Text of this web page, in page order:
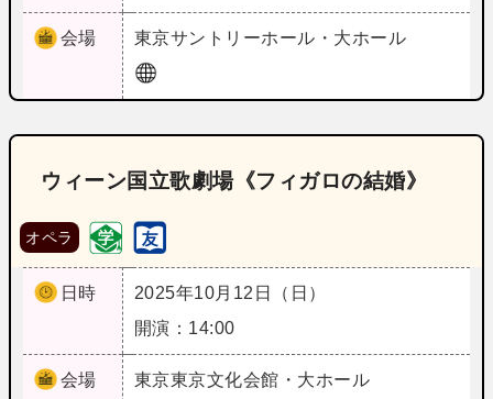
会場 東京サントリーホール・大ホール
ウィーン国立歌劇場《フィガロの結婚》
オペラ
日時
2025年10月12日（日）
開演：14:00
会場 東京東京文化会館・大ホール